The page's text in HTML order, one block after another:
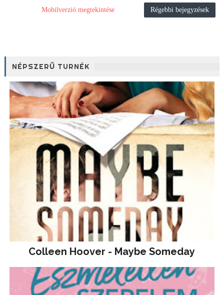
Régebbi bejegyzések
Mobilverzió megtekintése
NÉPSZERŰ TURNÉK
Colleen Hoover - Maybe Someday